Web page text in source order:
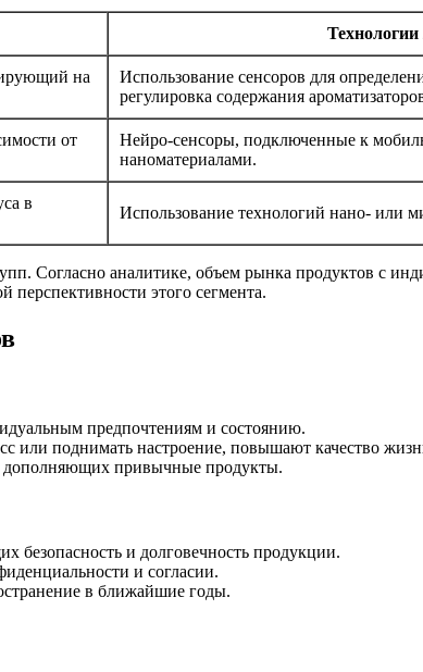
Технологии
на
Использование сенсоров для
регулировка содержания
от
Нейро-сенсоры, подключенные к
наноматериалами.
в
Использование технологий нано- или
Согласно аналитике, объем рынка продуктов с
перспективности этого сегмента.
предпочтениям и состоянию.
или поднимать настроение, повышают качество
дополняющих привычные продукты.
безопасность и долговечность продукции.
и согласии.
в ближайшие годы.